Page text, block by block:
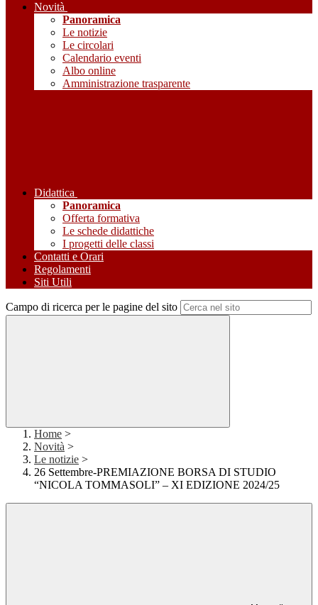
Novità
Panoramica
Le notizie
Le circolari
Calendario eventi
Albo online
Amministrazione trasparente
Didattica
Panoramica
Offerta formativa
Le schede didattiche
I progetti delle classi
Contatti e Orari
Regolamenti
Siti Utili
Campo di ricerca per le pagine del sito
Home >
Novità >
Le notizie >
26 Settembre-PREMIAZIONE BORSA DI STUDIO
“NICOLA TOMMASOLI” – XI EDIZIONE 2024/25